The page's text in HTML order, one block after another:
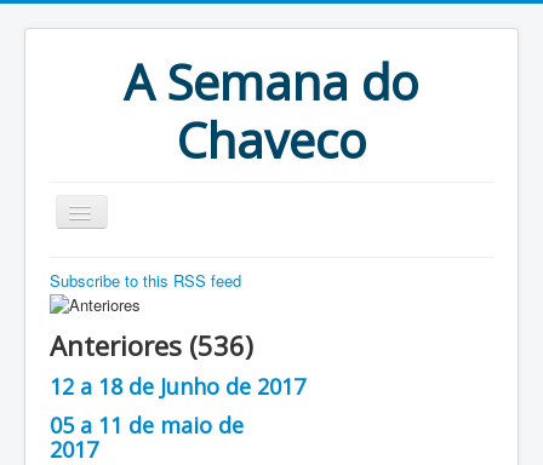
A Semana do
Chaveco
Home
Anteriores
Antigonas
Subscribe to this RSS feed
Anteriores (536)
12 a 18 de Junho de 2017
05 a 11 de maio de
2017